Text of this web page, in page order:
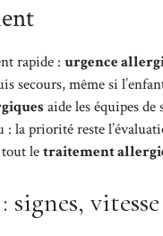
rapide :urgence
secours, même si
aide les équipes de
la priorité reste
tout letraitement